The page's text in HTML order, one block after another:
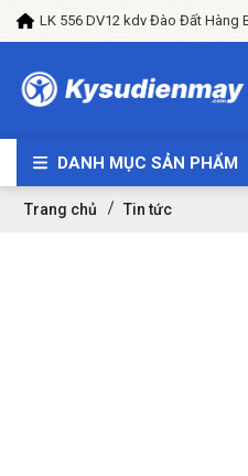
LK 556 DV12 kdv Đào Đất Hàng
DANH MỤC SẢN PHẨM
Trang chủ Tin tức